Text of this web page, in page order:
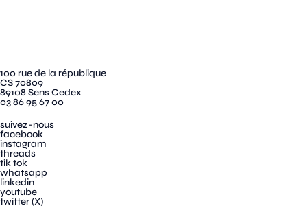
100 rue de la république
CS 70809
89108 Sens Cedex
03 86 95 67 00
suivez-nous
facebook
instagram
threads
tik tok
whatsapp
linkedin
youtube
twitter (X)